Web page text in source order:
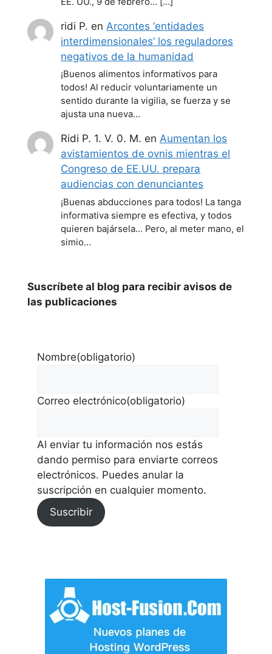
ridi P. en Arcontes ‘entidades
interdimensionales’ los reguladores
negativos de la humanidad
¡Buenos alimentos informativos para
todos! Al reducir voluntariamente un
sentido durante la vigilia, se fuerza y se
ajusta una nueva…
Ridi P. 1. V. 0. M. enAumentan los
avistamientos de ovnis mientras el
Congreso de EE.UU. prepara
audiencias con denunciantes
¡Buenas abducciones para todos! La tanga
informativa siempre es efectiva, y todos
quieren bajársela... Pero, al meter mano, el
simio…
Suscríbete al blog para recibir avisos de
las publicaciones
Nombre(obligatorio)
Correo electrónico(obligatorio)
Al enviar tu información nos estás
dando permiso para enviarte correos
electrónicos. Puedes anular la
suscripción en cualquier momento.
Suscribir